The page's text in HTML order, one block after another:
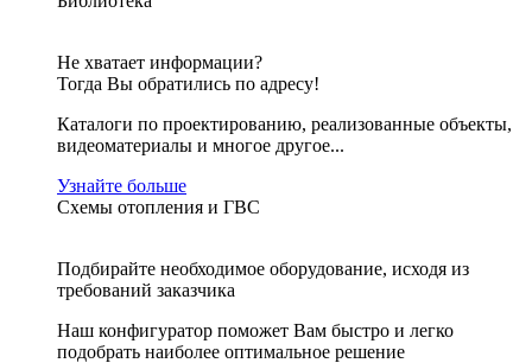
Не хватает информации?
Тогда Вы обратились по адресу!
Каталоги по проектированию, реализованные объекты,
видеоматериалы и многое другое...
Узнайте больше
Схемы отопления и ГВС
Подбирайте необходимое оборудование, исходя из
требований заказчика
Наш конфигуратор поможет Вам быстро и легко
подобрать наиболее оптимальное решение